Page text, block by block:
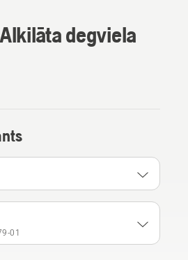
degviela